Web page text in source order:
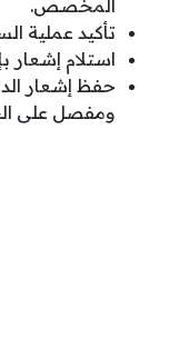
المخصص.
تأكيد عملية
استلام إشعار
حفظ إشعار
ومفصل على